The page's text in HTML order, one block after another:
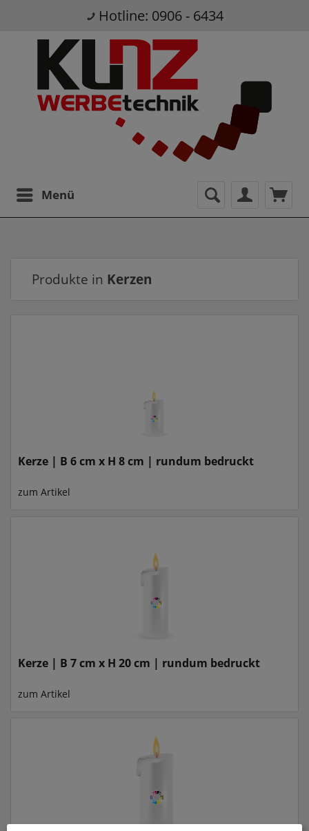
Hotline: 0906 - 6434
Menü
Produkte in Kerzen
Kerze | B 6 cm x H 8 cm | rundum bedruckt
zum Artikel
Kerze | B 7 cm x H 20 cm | rundum bedruckt
zum Artikel